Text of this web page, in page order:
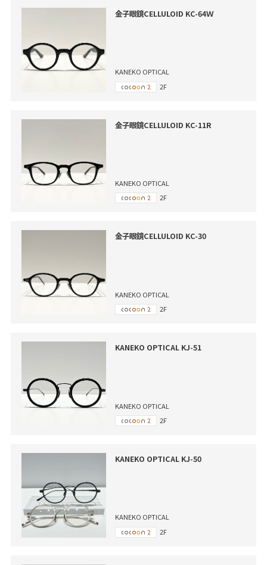
金子眼鏡CELLULOID KC-64Ｗ
KANEKO OPTICAL
2F
金子眼鏡CELLULOID KC-11R
KANEKO OPTICAL
2F
金子眼鏡CELLULOID KC-30
KANEKO OPTICAL
2F
KANEKO OPTICAL KJ-51
KANEKO OPTICAL
2F
KANEKO OPTICAL KJ-50
KANEKO OPTICAL
2F